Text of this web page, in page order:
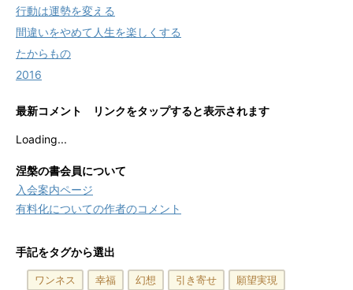
行動は運勢を変える
間違いをやめて人生を楽しくする
たからもの
2016
最新コメント リンクをタップすると表示されます
Loading...
涅槃の書会員について
入会案内ページ
有料化についての作者のコメント
手記をタグから選出
ワンネス 幸福 幻想 引き寄せ
願望実現